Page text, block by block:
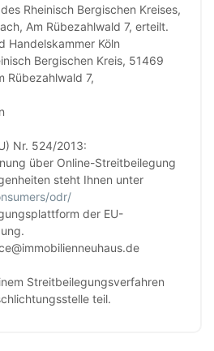
Rheinisch Bergischen Kreises,
Am Rübezahlwald 7, erteilt.
Handelskammer Köln
Bergischen Kreis, 51469
Rübezahlwald 7,
Nr. 524/2013:
über Online-Streitbeilegung
steht Ihnen unter
odr/
der EU-
Streitbeilegungsverfahren
teil.